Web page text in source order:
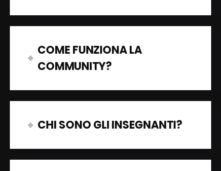
COME FUNZIONA LA
COMMUNITY?
CHI SONO GLI INSEGNANTI?